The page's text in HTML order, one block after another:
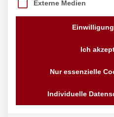
Externe Medien
Ich
Nur essenzielle
Individuelle